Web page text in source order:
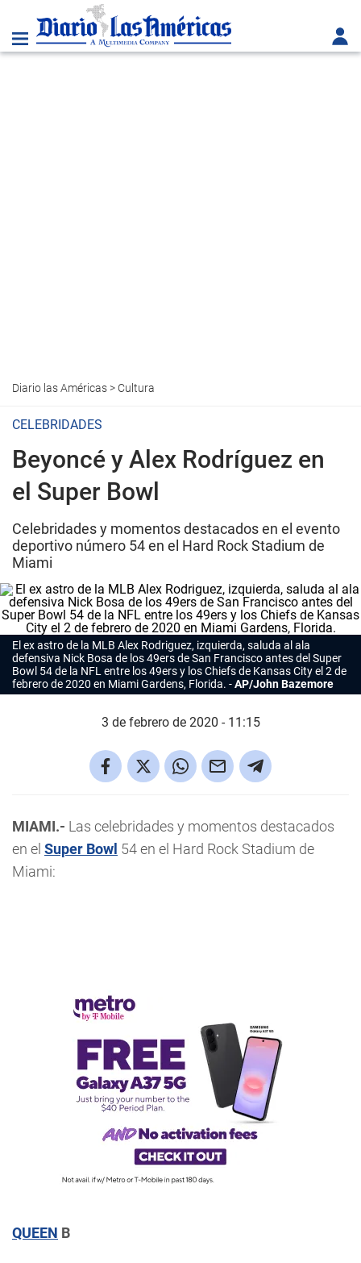
Diario las Américas> Cultura
CELEBRIDADES
Beyoncé y Alex Rodríguez en
el Super Bowl
Celebridades y momentos destacados en el evento
deportivo número 54 en el Hard Rock Stadium de
Miami
El ex astro de la MLB Alex Rodriguez, izquierda, saluda al ala
defensiva Nick Bosa de los 49ers de San Francisco antes del Super
Bowl 54 de la NFL entre los 49ers y los Chiefs de Kansas City el 2 de
febrero de 2020 en Miami Gardens, Florida.
AP/John Bazemore
3 de febrero de 2020 - 11:15
MIAMI.- Las celebridades y momentos destacados
en el Super Bowl 54 en el Hard Rock Stadium de
Miami:
QUEEN B